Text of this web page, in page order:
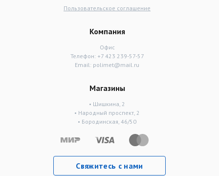
Пользовательское соглашение
Компания
Офис
Телефон: +7 423 239-57-57
Email: polimet@mail.ru
Магазины
• Шишкина, 2
• Народный проспект, 2
• Бородинская, 46/50
Свяжитесь с нами